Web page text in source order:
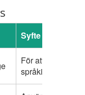
Syfte
För att lagra
språkinställningar